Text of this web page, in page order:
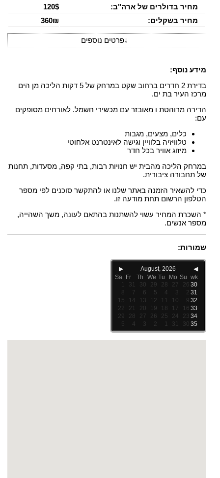
מחיר בדולרים של ארה"ב:
120$
מחיר בשקלים:
360₪
↓פרטים נוספים
מידע נוסף:
בדירת 2 חדרים ברחוב שקט במרחק של 5 דקות הליכה מן הים
מרכז העיר בת ים.
הדירה מרוהטת ו מאובזר עם מכשירי חשמל. לאורחים מסופקים
עם:
כלים, מצעים, מגבות
טלוויזיה בלוויין וגישה לאינטרנט אלחוטי
מיזוג אוויר בכל חדר
במרחק הליכה מהבית יש חנויות רבות, בתי קפה, מסעדות, תחנות
של תחבורה ציבורית.
כדי להשאיר הזמנה באתר שלנו או להתקשר סוכנים לפי מספר
הטלפון הרשום תחת מודעה זו.
* השכרת המחיר עשוי להשתנות בהתאם לעונה, משך השהייה,
מספר אנשים.
שמורות:
◀
August, 2026
▶
wk
Su
Mo
Tu
We
Th
Fr
Sa
30
26
27
28
29
30
31
1
31
2
3
4
5
6
7
8
32
9
10
11
12
13
14
15
33
16
17
18
19
20
21
22
34
23
24
25
26
27
28
29
35
30
31
1
2
3
4
5